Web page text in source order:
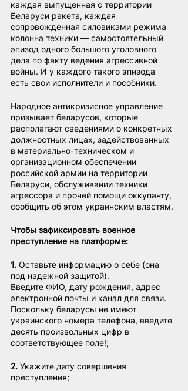
каждая выпущенная с территории
Беларуси ракета, каждая
сопровожденная силовиками режима
колонна техники — самостоятельный
эпизод одного большого уголовного
дела по факту ведения агрессивной
войны. И у каждого такого эпизода
есть свои исполнители и пособники.
Народное антикризисное управление
призывает беларусов, которые
располагают сведениями о конкретных
должностных лицах, задействованных
в материально-техническом и
организационном обеспечении
российской армии на территории
Беларуси, обслуживании техники
агрессора и прочей помощи оккупанту,
сообщить об этом украинским властям.
Чтобы зафиксировать военное
преступление на платформе:
1. Оставьте информацию о себе (она
под надежной защитой).
Введите ФИО, дату рождения, адрес
электронной почты и канал для связи.
Поскольку беларусы не имеют
украинского номера телефона, введите
десять произвольных цифр в
соответствующее поле!;
2. Укажите дату совершения
преступления;